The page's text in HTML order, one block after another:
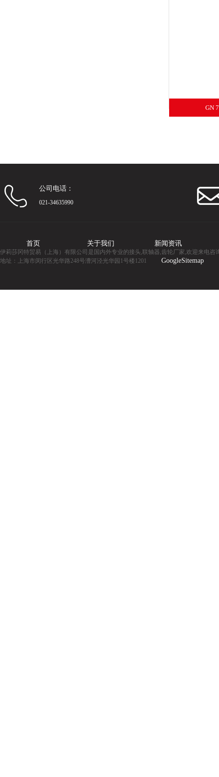
GN
公司电话：
021-34635990
首页 关于我们 新闻资讯
伊莉莎冈特贸易（上海）有限公司是国内外专业的接头,联轴器,齿轮厂家,欢迎来电咨
地址：上海市闵行区光华路248号漕河泾光华园1号楼1201
GoogleSitemap